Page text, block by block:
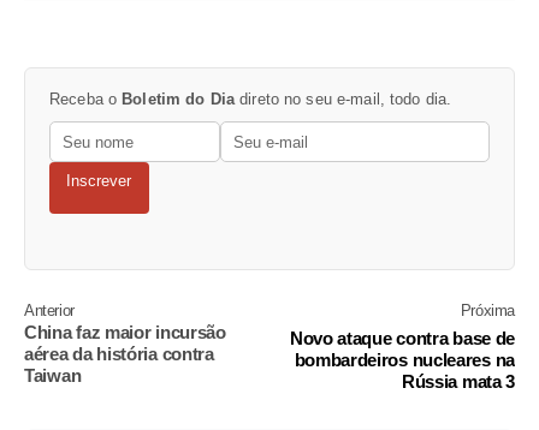
Receba o Boletim do Dia direto no seu e-mail, todo dia.
Inscrever
Anterior
China faz maior incursão
aérea da história contra
Taiwan
Próxima
Novo ataque contra base de
bombardeiros nucleares na
Rússia mata 3